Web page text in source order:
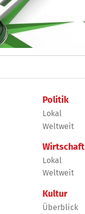
Politik
Lokal
Weltweit
Wirtschaft
Lokal
Weltweit
Kultur
Überblick